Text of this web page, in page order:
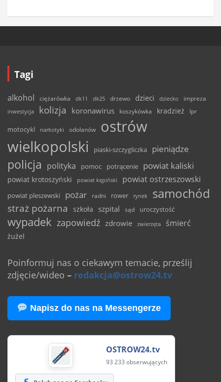
Tagi
alkohol ciężarówka dk11 dk25 drzewo dzieci dziecko
impreza
inwestycja
kolizja koronawirus koszykówka kradzież lpr
motocykl narkotyki odolanów
ostrów
wielkopolski
piaski-szczygliczka pieniądze
policja polityka pomoc potrącenie powiat kaliski
powiat krotoszyński powiat kępiński powiat ostrzeszowski
powiat pleszewski pożar radni rower rynek samochód
straż pożarna szkoła szpital sąd uroczystość
wypadek zapowiedź zdrowie zwierzęta śmierć
żużel
Poinformuj nas o ciekawym temacie, prześlij
zdjęcie/wideo – redakcja@ostrow24.tv
Napisz do nas na Messengerze
OSTROW24.tv
93 233 obserwujących